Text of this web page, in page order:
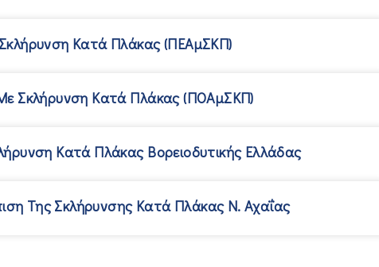
Κατά Πλάκας (ΠΕΑμΣΚΠ)
Σκλήρυνση Κατά Πλάκας (ΠΟΑμΣΚΠ)
Κατά Πλάκας Βορειοδυτικής Ελλάδας
Της Σκλήρυνσης Κατά Πλάκας Ν. Αχαΐας